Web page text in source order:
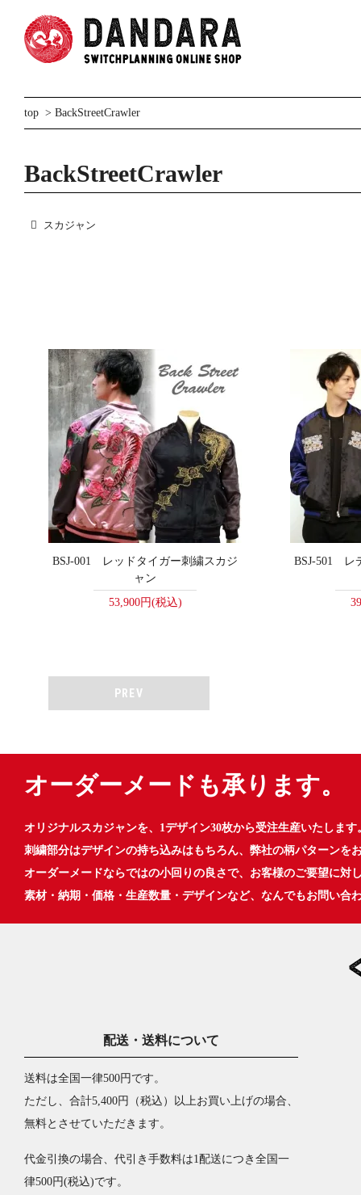
top > BackStreetCrawler
BackStreetCrawler
スカジャン
BSJ-001 レッドタイガー刺繍スカジ
ャン
53,900円(税込)
BSJ-501 レ
PREV
オーダーメードも承ります。
オリジナルスカジャンを、1デザイン30枚から受注生産いたします
刺繍部分はデザインの持ち込みはもちろん、弊社の柄パターンを
オーダーメードならではの小回りの良さで、お客様のご要望に対
素材・納期・価格・生産数量・デザインなど、なんでもお問い合
配送・送料について
送料は全国一律500円です。
ただし、合計5,400円（税込）以上お買い上げの場合、
無料とさせていただきます。
代金引換の場合、代引き手数料は1配送につき全国一
律500円(税込)です。